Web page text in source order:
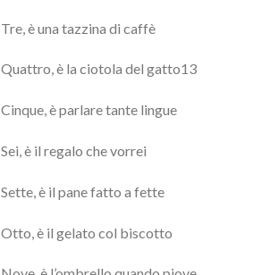
Tre, è una tazzina di caffè
Quattro, è la ciotola del gatto13
Cinque, è parlare tante lingue
Sei, è il regalo che vorrei
Sette, è il pane fatto a fette
Otto, è il gelato col biscotto